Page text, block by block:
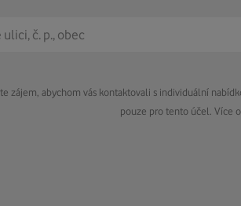
zájem, abychom vás kontaktovali s individuální
pouze pro tento účel. Více